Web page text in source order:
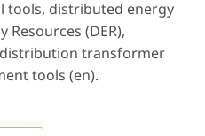
tools, distributed energy
(DER),
transformer
tools (en).